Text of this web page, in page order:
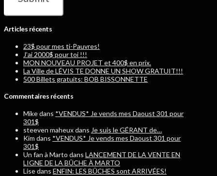
Articles récents
23$ pour mes ti-Pauvres!
J’ai 2000$ pour toi !!!
MON NOUVEAU PROJET et 400$ en prix.
La Ville de LÉVIS TE DONNE UN SHOW GRATUIT!!!
500 Billets gratuits: BOB BISSONNETTE
Commentaires récents
Mikedans *VENDUS* Je vends mes Daoust 301 pour
301$
steeven maheuxdans Je suis le GÉRANT de…
Kim dans *VENDUS* Je vends mes Daoust 301 pour
301$
Un fan à Marto dans LANCEMENT DE LA VENTE EN
LIGNE DE LA BÛCHE À MARTO
Lisedans ENFIN: LES BÛCHES sont ARRIVÉES!